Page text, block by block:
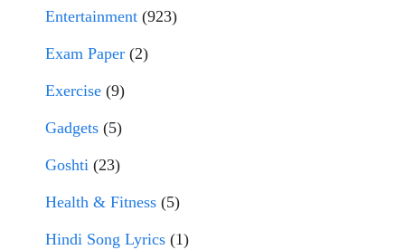
Entertainment (923)
Exam Paper (2)
Exercise (9)
Gadgets (5)
Goshti (23)
Health & Fitness (5)
Hindi Song Lyrics (1)